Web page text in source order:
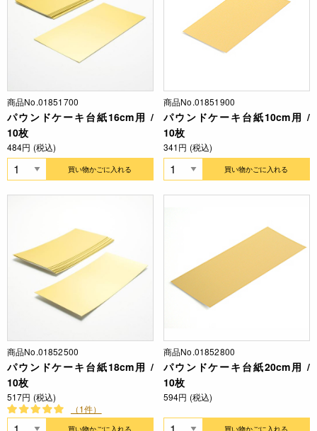
商品No.01851700
パウンドケーキ台紙16cm用 /
10枚
484円 (税込)
買い物かごに入れる
商品No.01851900
パウンドケーキ台紙10cm用 /
10枚
341円 (税込)
買い物かごに入れる
商品No.01852500
パウンドケーキ台紙18cm用 /
10枚
517円 (税込)
（1件）
買い物かごに入れる
商品No.01852800
パウンドケーキ台紙20cm用 /
10枚
594円 (税込)
買い物かごに入れる